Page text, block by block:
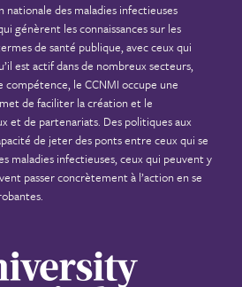
des maladies infectieuses
génèrent les connaissances sur les
de santé publique, avec ceux qui
est actif dans de nombreux secteurs,
le CCNMI occupe une
de faciliter la création et le
et de partenariats. Des politiques aux
de jeter des ponts entre ceux qui se
maladies infectieuses, ceux qui peuvent y
passer concrètement à l’action en se